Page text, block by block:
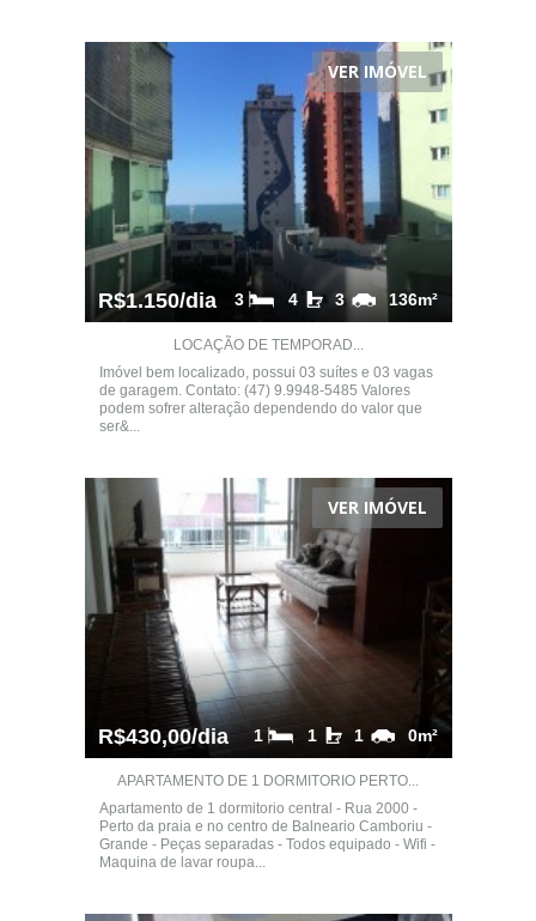
VER IMÓVEL
R$1.150/dia 136m²
3
4
3
LOCAÇÃO DE TEMPORAD...
Imóvel bem localizado, possui 03 suítes e 03 vagas
de garagem. Contato: (47) 9.9948-5485 Valores
podem sofrer alteração dependendo do valor que
ser&...
VER IMÓVEL
R$430,00/dia 0m²
1
1
1
APARTAMENTO DE 1 DORMITORIO PERTO...
Apartamento de 1 dormitorio central - Rua 2000 -
Perto da praia e no centro de Balneario Camboriu -
Grande - Peças separadas - Todos equipado - Wifi -
Maquina de lavar roupa...